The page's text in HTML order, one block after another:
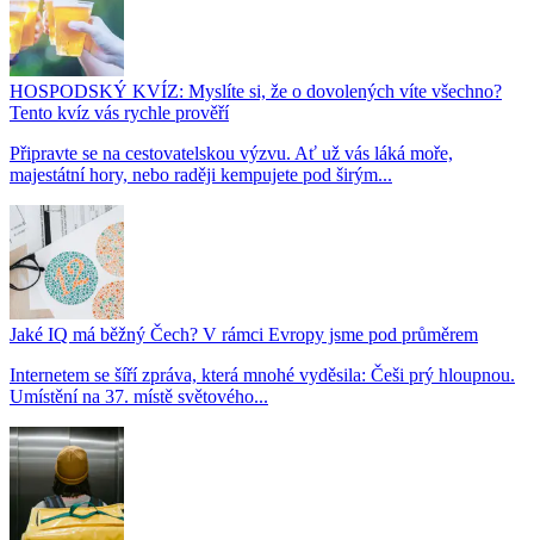
HOSPODSKÝ KVÍZ: Myslíte si, že o dovolených víte všechno?
Tento kvíz vás rychle prověří
Připravte se na cestovatelskou výzvu. Ať už vás láká moře,
majestátní hory, nebo raději kempujete pod širým...
Jaké IQ má běžný Čech? V rámci Evropy jsme pod průměrem
Internetem se šíří zpráva, která mnohé vyděsila: Češi prý hloupnou.
Umístění na 37. místě světového...